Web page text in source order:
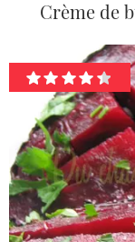
Crème de